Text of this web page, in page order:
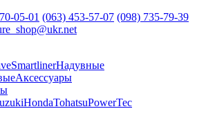
05-01 (063) 453-57-07 (098) 735-79-39
SmartlinerНадувные
Аксессуары
HondaTohatsuPowerTec